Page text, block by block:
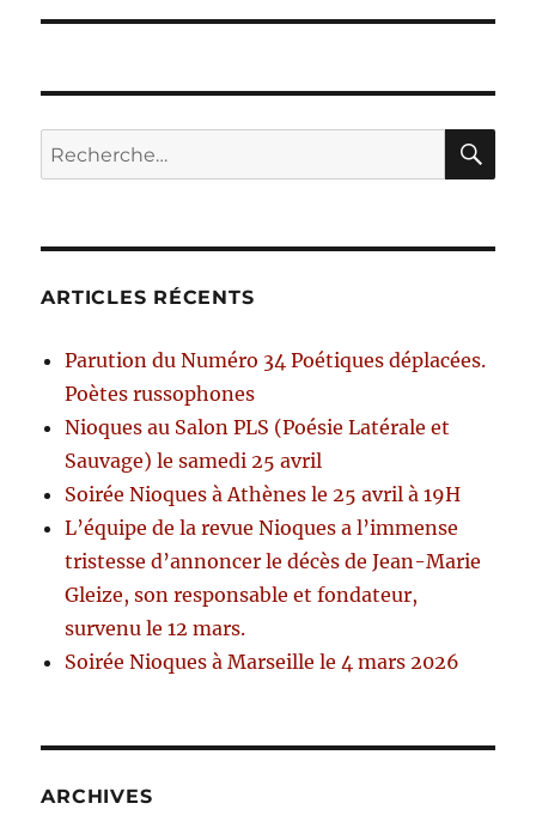
Recherche
pour :
ARTICLES RÉCENTS
Parution du Numéro 34 Poétiques déplacées.
Poètes russophones
Nioques au Salon PLS (Poésie Latérale et
Sauvage) le samedi 25 avril
Soirée Nioques à Athènes le 25 avril à 19H
L’équipe de la revue Nioques a l’immense
tristesse d’annoncer le décès de Jean-Marie
Gleize, son responsable et fondateur,
survenu le 12 mars.
Soirée Nioques à Marseille le 4 mars 2026
ARCHIVES